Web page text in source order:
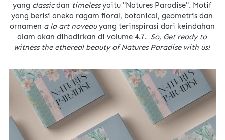
yang classic dan timeless yaitu "Natures Paradise". Motif
yang berisi aneka ragam floral, botanical, geometris dan
ornamen a la art noveau yang terinspirasi dari keindahan
alam akan dihadirkan di volume 4.7. So, Get ready to
witness the ethereal beauty of Natures Paradise with us!